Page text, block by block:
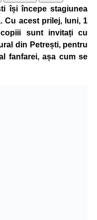
își începe stagiunea
Cu acest prilej, luni, 1
sunt invitați cu
din Petrești, pentru
fanfarei, așa cum se